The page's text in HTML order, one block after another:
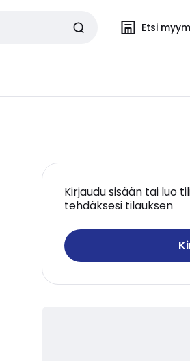
Etsi
Kirjaudu sisään tai luo
tehdäksesi tilauksen